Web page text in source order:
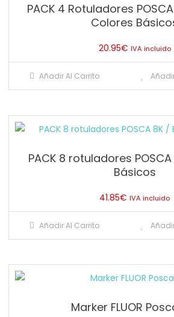
PACK 4 Rotuladores
Colores
20.95€ IVA incluido
Añadir Al Carrito
PACK 8 rotuladores
Básicos
41.85€ IVA incluido
Añadir Al Carrito
Marker FLUOR